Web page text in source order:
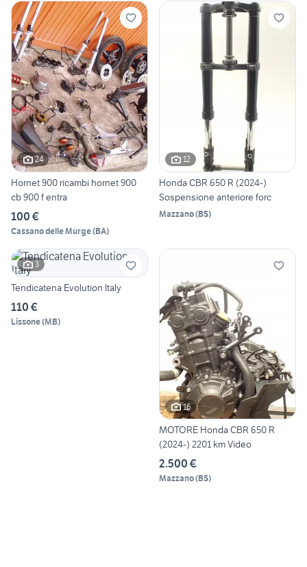
24
Hornet 900 ricambi hornet 900
cb 900 f entra
100 €
Cassano delle Murge(BA)
12
Honda CBR 650 R (2024-)
Sospensione anteriore forc
Mazzano(BS)
3
Tendicatena Evolution Italy
110 €
Lissone(MB)
16
MOTORE Honda CBR 650 R
(2024-) 2201 km Video
2.500 €
Mazzano(BS)